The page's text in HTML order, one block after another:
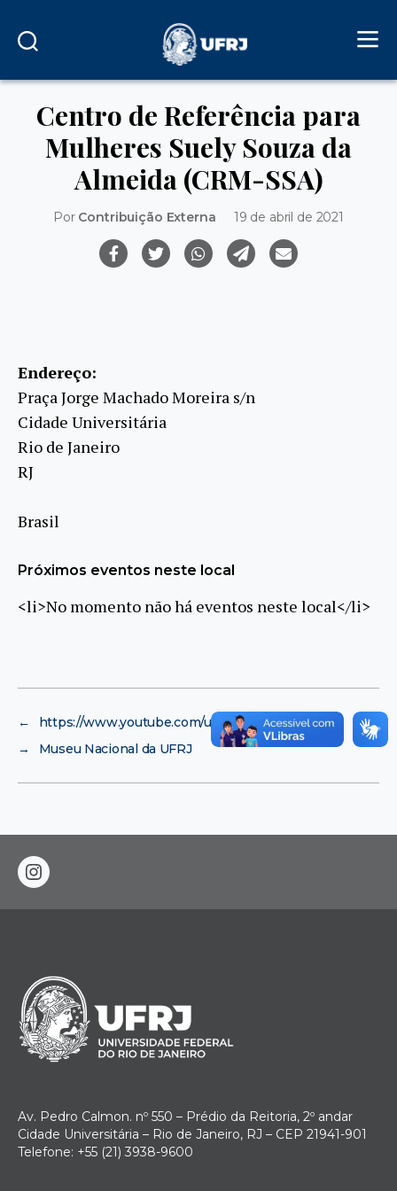
Centro de Referência para
Mulheres Suely Souza da
Almeida (CRM-SSA)
Por Contribuição Externa 19 de abril de 2021
Endereço:
Praça Jorge Machado Moreira s/n
Cidade Universitária
Rio de Janeiro
RJ
Brasil
Próximos eventos neste local
<li>No momento não há eventos neste local</li>
←
https://www.youtube.com/user/espacoalexandria
→
Museu Nacional da UFRJ
instagram
Av. Pedro Calmon. nº 550 – Prédio da Reitoria, 2º andar
Cidade Universitária – Rio de Janeiro, RJ – CEP 21941-901
Telefone: +55 (21) 3938-9600